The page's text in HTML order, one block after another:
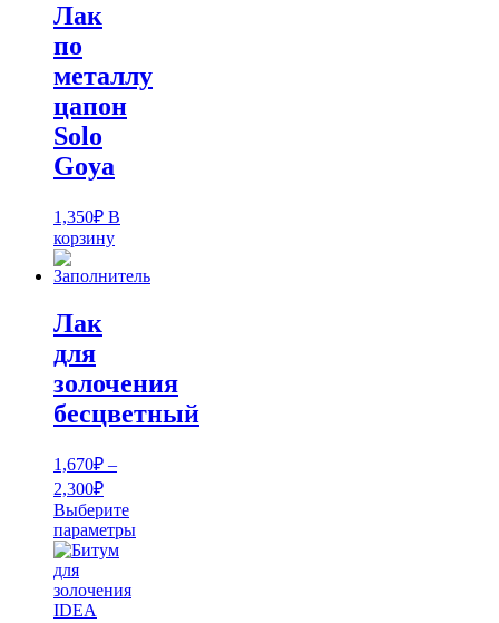
Лак
по
металлу
цапон
Solo
Goya
1,350₽ В
корзину
Лак
для
золочения
бесцветный
1,670₽ –
2,300₽Диапазон
цен:
1,670₽
–
Выберите
параметры
Этот
товар
имеет
несколько